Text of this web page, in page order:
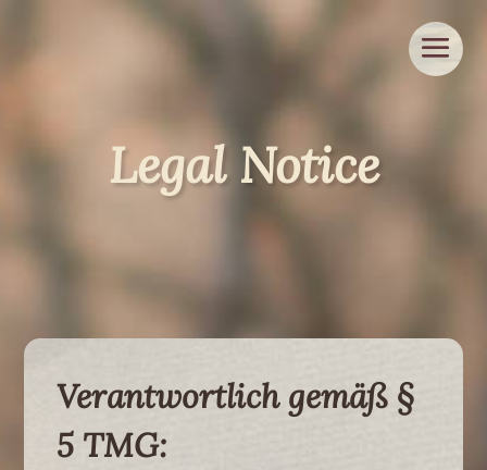
Legal Notice
Verantwortlich gemäß §
5 TMG: